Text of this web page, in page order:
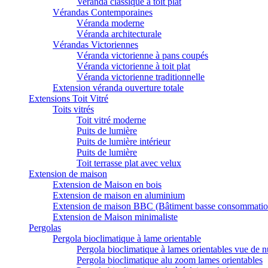
Vérandas Contemporaines
Véranda moderne
Véranda architecturale
Vérandas Victoriennes
Véranda victorienne à pans coupés
Véranda victorienne à toit plat
Véranda victorienne traditionnelle
Extension véranda ouverture totale
Extensions Toit Vitré
Toits vitrés
Toit vitré moderne
Puits de lumière
Puits de lumière intérieur
Puits de lumière
Toit terrasse plat avec velux
Extension de maison
Extension de Maison en bois
Extension de maison en aluminium
Extension de maison BBC (Bâtiment basse
Extension de Maison minimaliste
Pergolas
Pergola bioclimatique à lame orientable
Pergola bioclimatique à lames orientables vue de
Pergola bioclimatique alu zoom lames orientables